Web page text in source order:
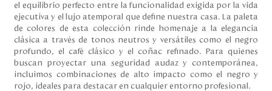
Nuestras Tiendas
Colombia
Costa Rica
Panamá
el equilibrio perfecto entre la funcionalidad exigida por la vida
ejecutiva y el lujo atemporal que define nuestra casa. La paleta
de colores de esta colección rinde homenaje a la elegancia
clásica a través de tonos neutros y versátiles como el negro
profundo, el café clásico y el coñac refinado. Para quienes
buscan proyectar una seguridad audaz y contemporánea,
incluimos combinaciones de alto impacto como el negro y
rojo, ideales para destacar en cualquier entorno profesional.